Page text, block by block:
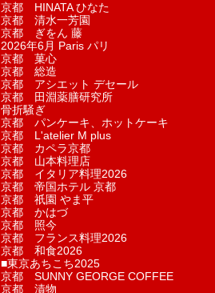
京都 HINATA ひなた
京都 清水一芳園
京都 ぎをん 藤
2026年6月 Paris パリ
京都 菓​心
京都 総造
京都 アシエット デセール
京都 田淵薬膳研究所
骨折騒ぎ
京都 パンケーキ、ホットケーキ
京都 L'atelier M plus
京都 カペラ京都
京都 山本料理店
京都 イタリア料理2026
京都 帝国ホテル 京都
京都 祇園 やま平
京都 かはづ
京都 照今
京都 フランス料理2026
京都 和食2026
■東京あちこち2025
京都 SUNNY GEORGE COFFEE
京都 漬物